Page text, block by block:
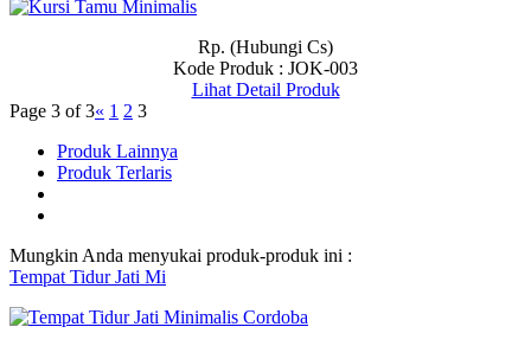
Rp. (Hubungi Cs)
Kode Produk : JOK-003
Lihat Detail Produk
Page 3 of 3« 1 2 3
Produk Lainnya
Produk Terlaris
Mungkin Anda menyukai produk-produk ini :
Tempat Tidur Jati Mi